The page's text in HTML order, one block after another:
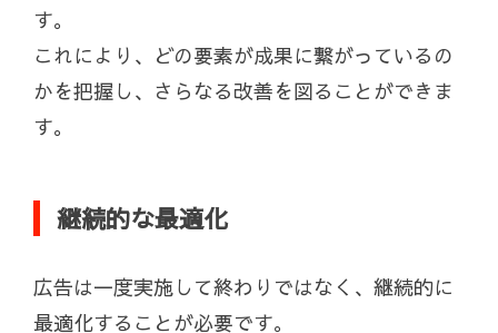
す。
これにより、どの要素が成果に繋がっているの
かを把握し、さらなる改善を図ることができま
す。
継続的な最適化
広告は一度実施して終わりではなく、継続的に
最適化することが必要です。